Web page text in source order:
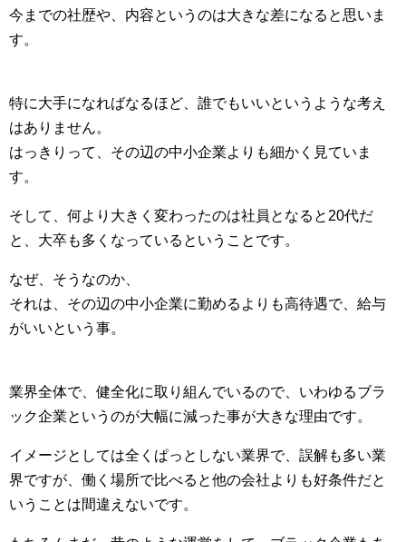
今までの社歴や、内容というのは大きな差になると思いま
す。
特に大手になればなるほど、誰でもいいというような考え
はありません。
はっきりって、その辺の中小企業よりも細かく見ていま
す。
そして、何より大きく変わったのは社員となると20代だ
と、大卒も多くなっているということです。
なぜ、そうなのか、
それは、その辺の中小企業に勤めるよりも高待遇で、給与
がいいという事。
業界全体で、健全化に取り組んでいるので、いわゆるブラ
ック企業というのが大幅に減った事が大きな理由です。
イメージとしては全くぱっとしない業界で、誤解も多い業
界ですが、働く場所で比べると他の会社よりも好条件だと
いうことは間違えないです。